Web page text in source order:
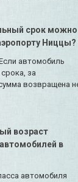
срок можно
Ниццы?
автомобиль
за
возвращена
возраст
в
автомобиля